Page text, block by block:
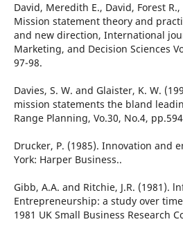
David, Meredith E., David, Forest
Mission statement theory and
and new direction, International
Marketing, and Decision Sciences
97-98.
Davies, S. W. and Glaister, K. W.
mission statements the bland
Range Planning, Vo.30, No.4,
Drucker, P. (1985). Innovation and
York: Harper Business..
Gibb, A.A. and Ritchie, J.R. (1981).
Entrepreneurship: a study over
1981 UK Small Business Research